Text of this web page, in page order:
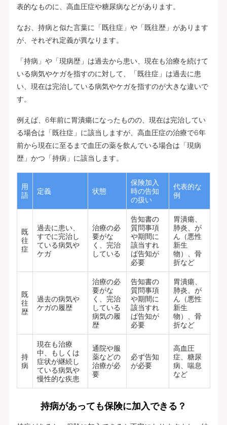
表的なものに、高血圧症や糖尿病などがあります。
なお、持病と似た言葉に「既往症」や「既往歴」があります
が、それぞれ定義が異なります。
「持病」や「現病歴」は過去から患い、現在も治療を続けて
いる病気やケガを指すのに対して、「既往症」は過去に患
い、現在は完治している病気やケガを指すのが大きな違いで
す。
例えば、6年前に胃潰瘍になったものの、現在は完治してい
る場合は「既往症」に該当しますが、高血圧症の治療で6年
前から現在に至るまで血圧の薬を飲んでいる場合は「現病
歴」かつ「持病」に該当します。
用
語
定義 状態
保険加入
時の告知
の扱い
代表的な
例
既
往
症
過去に患い、
すでに完治し
ている病気や
ケガ
治療の必
要がな
く、完治
している
告知書の
質問事項
や期間に
該当すれ
ば告知が
必要
胃潰瘍、
肺炎、が
ん（悪性
新生
物）、骨
折など
既
往
歴
過去の病気や
ケガの履歴
治療の必
要がな
く、完治
している
病気の履
歴
告知書の
質問事項
や期間に
該当すれ
ば告知が
必要
胃潰瘍、
肺炎、が
ん（悪性
新生
物）、骨
折など
持
病
現在も治療
中、もしくは
症状が継続し
ている病気や
慢性的な疾患
通院や服
薬などの
治療が必
要
必ず告知
が必要
高血圧
症、糖尿
病、喘息
など
持病があっても保険に加入できる？